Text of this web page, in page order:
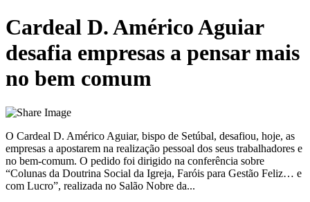
Cardeal D. Américo Aguiar
desafia empresas a pensar mais
no bem comum
O Cardeal D. Américo Aguiar, bispo de Setúbal, desafiou, hoje, as
empresas a apostarem na realização pessoal dos seus trabalhadores e
no bem-comum. O pedido foi dirigido na conferência sobre
“Colunas da Doutrina Social da Igreja, Faróis para Gestão Feliz… e
com Lucro”, realizada no Salão Nobre da...